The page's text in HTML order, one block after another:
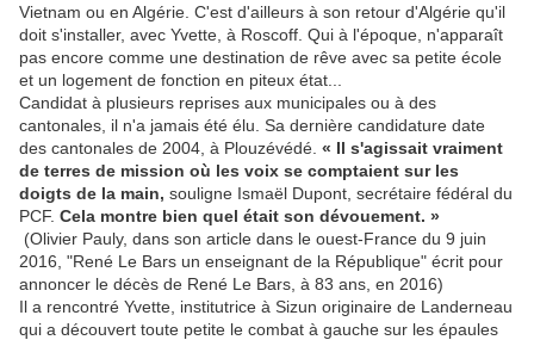
Vietnam ou en Algérie. C'est d'ailleurs à son retour d'Algérie qu'il
doit s'installer, avec Yvette, à Roscoff. Qui à l'époque, n'apparaît
pas encore comme une destination de rêve avec sa petite école
et un logement de fonction en piteux état...
Candidat à plusieurs reprises aux municipales ou à des
cantonales, il n'a jamais été élu. Sa dernière candidature date
des cantonales de 2004, à Plouzévédé. « Il s'agissait vraiment
de terres de mission où les voix se comptaient sur les
doigts de la main, souligne Ismaël Dupont, secrétaire fédéral du
PCF. Cela montre bien quel était son dévouement. »
(Olivier Pauly, dans son article dans le ouest-France du 9 juin
2016, "René Le Bars un enseignant de la République" écrit pour
annoncer le décès de René Le Bars, à 83 ans, en 2016)
Il a rencontré Yvette, institutrice à Sizun originaire de Landerneau
qui a découvert toute petite le combat à gauche sur les épaules